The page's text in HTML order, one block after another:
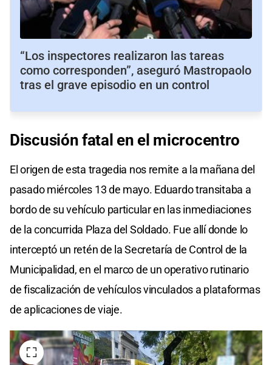
“Los inspectores realizaron las tareas
como corresponden”, aseguró Mastropaolo
tras el grave episodio en un control
Discusión fatal en el microcentro
El origen de esta tragedia nos remite a la mañana del
pasado miércoles 13 de mayo. Eduardo transitaba a
bordo de su vehículo particular en las inmediaciones
de la concurrida Plaza del Soldado. Fue allí donde lo
interceptó un retén de la Secretaría de Control de la
Municipalidad, en el marco de un operativo rutinario
de fiscalización de vehículos vinculados a plataformas
de aplicaciones de viaje.